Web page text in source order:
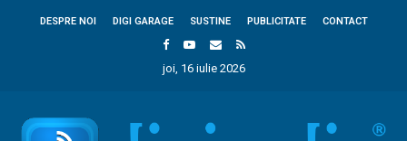
DESPRE NOI DIGI GARAGE SUSTINE PUBLICITATE CONTACT
joi, 16 iulie 2026